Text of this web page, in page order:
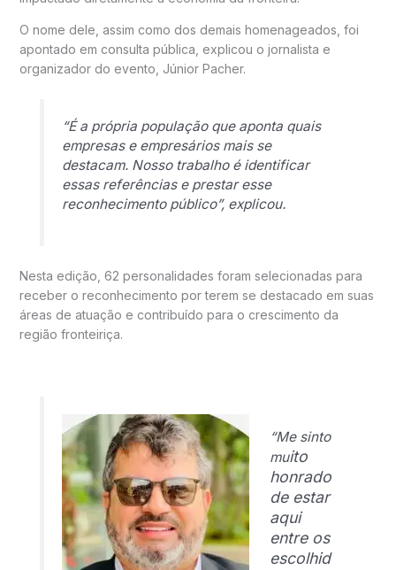
O nome dele, assim como dos demais homenageados, foi
apontado em consulta pública, explicou o jornalista e
organizador do evento, Júnior Pacher.
“É a própria população que aponta quais
empresas e empresários mais se
destacam. Nosso trabalho é identificar
essas referências e prestar esse
reconhecimento público”, explicou.
Nesta edição, 62 personalidades foram selecionadas para
receber o reconhecimento por terem se destacado em suas
áreas de atuação e contribuído para o crescimento da
região fronteiriça.
“Me sinto
muito
honrado
de estar
aqui
entre os
escolhid